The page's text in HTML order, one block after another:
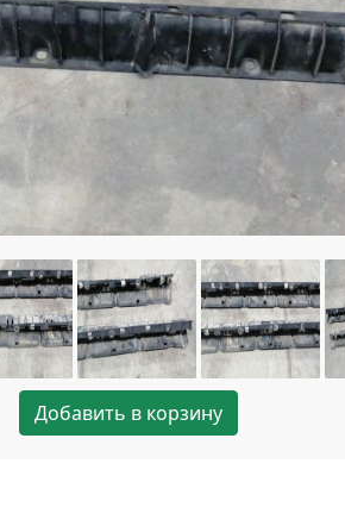
Добавить в корзину